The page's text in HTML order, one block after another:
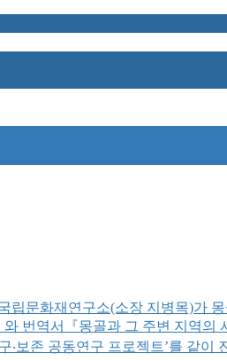
문화재연구소(소장 지병목)가
번역서『몽골과 그 주변 지역
‧보존 공동연구 프로젝트’를 같